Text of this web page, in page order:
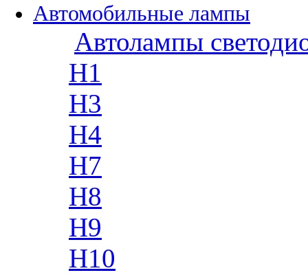
Автомобильные лампы
Автолампы
H1
H3
H4
H7
H8
H9
H10